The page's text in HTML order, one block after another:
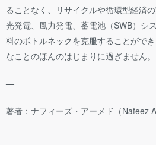
ることなく、リサイクルや循環型経済
光発電、風力発電、蓄電池（SWB）シ
料のボトルネックを克服することがで
なことのほんのはじまりに過ぎません。
—
著者：ナフィーズ・アーメド（Nafeez